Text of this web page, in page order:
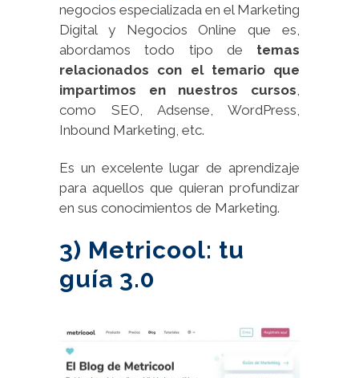
negocios especializada en el Marketing
Digital y Negocios Online que es,
abordamos todo tipo de temas
relacionados con el temario que
impartimos en nuestros cursos
como SEO, Adsense, WordPress,
Inbound Marketing, etc.
Es un excelente lugar de aprendizaje
para aquellos que quieran profundizar
en sus conocimientos de Marketing.
3) Metricool: tu
guía 3.0